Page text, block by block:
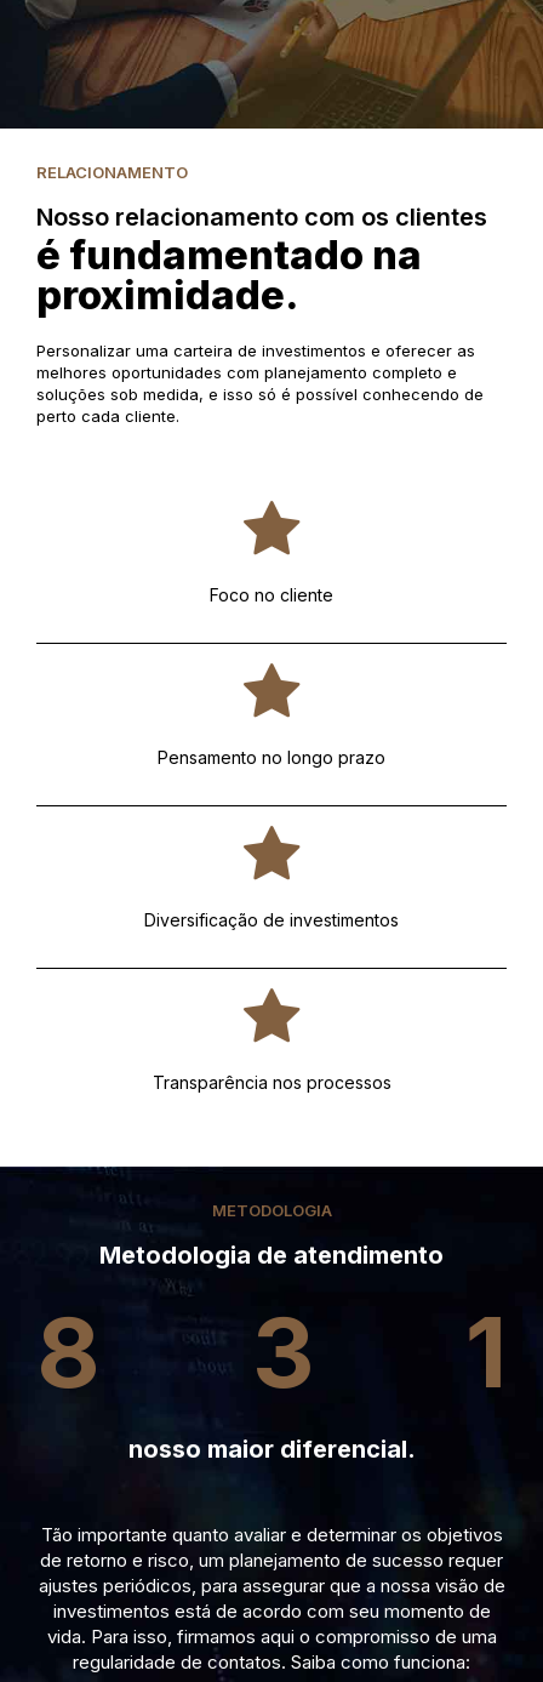
RELACIONAMENTO
Nosso relacionamento com os clientes
é fundamentado na
proximidade.
Personalizar uma carteira de investimentos e oferecer as
melhores oportunidades com planejamento completo e
soluções sob medida, e isso só é possível conhecendo de
perto cada cliente.
Foco no cliente
Pensamento no longo prazo
Diversificação de investimentos
Transparência nos processos
METODOLOGIA
Metodologia de atendimento
8 3 1
nosso maior diferencial.
Tão importante quanto avaliar e determinar os objetivos
de retorno e risco, um planejamento de sucesso requer
ajustes periódicos, para assegurar que a nossa visão de
investimentos está de acordo com seu momento de
vida. Para isso, firmamos aqui o compromisso de uma
regularidade de contatos. Saiba como funciona: